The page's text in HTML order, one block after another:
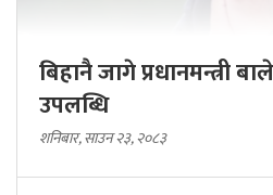
बिहानै जागे प्रधानमन्त्री
उपलब्धि
शनिबार, साउन २३, २०८३